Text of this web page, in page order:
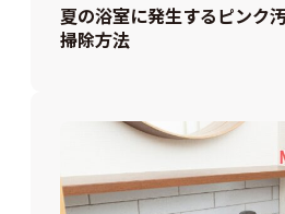
夏の浴室に発生するピンク
掃除方法